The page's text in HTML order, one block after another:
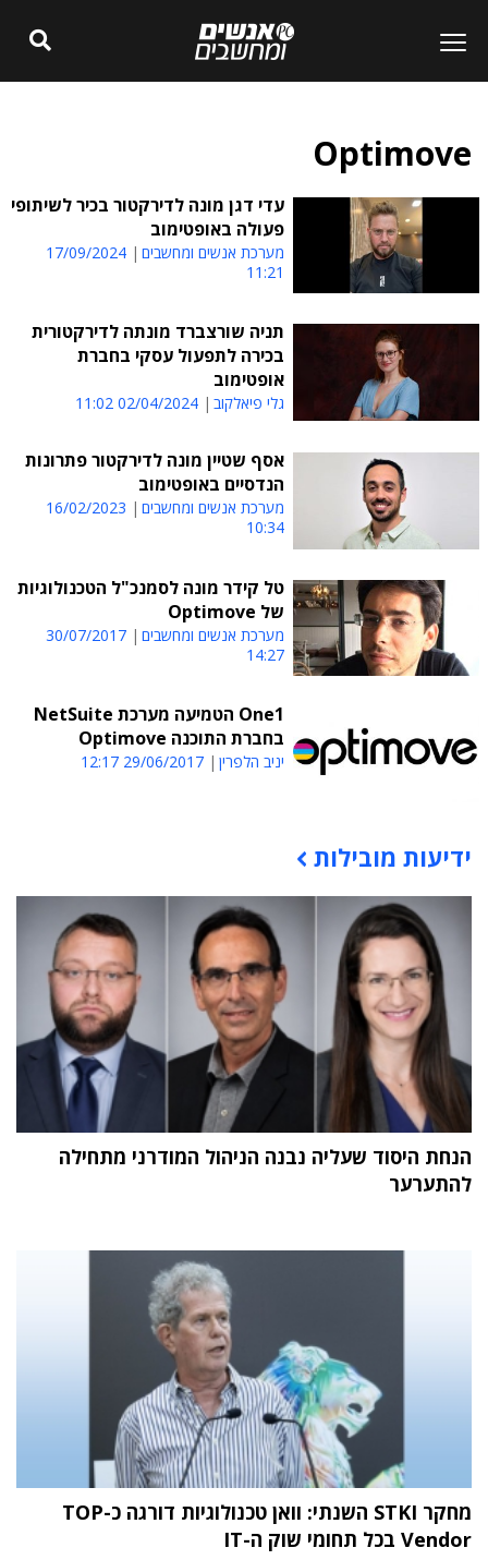
Optimove
עדי דגן מונה לדירקטור בכיר לשיתופי
פעולה באופטימוב
מערכת אנשים ומחשבים
17/09/2024
11:21
תניה שורצברד מונתה לדירקטורית
בכירה לתפעול עסקי בחברת
אופטימוב
גלי פיאלקוב 02/04/2024 11:02
אסף שטיין מונה לדירקטור פתרונות
הנדסיים באופטימוב
מערכת אנשים ומחשבים
16/02/2023
10:34
טל קידר מונה לסמנכ"ל הטכנולוגיות
של Optimove
מערכת אנשים ומחשבים
30/07/2017
14:27
One1 הטמיעה מערכת NetSuite
בחברת התוכנה Optimove
יניב הלפרין 29/06/2017 12:17
תוכן פרסומי
ידיעות מובילות
הנחת היסוד שעליה נבנה הניהול המודרני מתחילה
להתערער
מחקר STKI השנתי: וואן טכנולוגיות דורגה כ-TOP
Vendor בכל תחומי שוק ה-IT